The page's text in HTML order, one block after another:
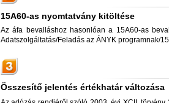
15A60-as nyomtatvány kitöltése
Az áfa bevalláshoz hasonlóan a 15A60-as
Adatszolgáltatás/Feladás az ÁNYK programnak/
Összesítő jelentés értékhatár változása